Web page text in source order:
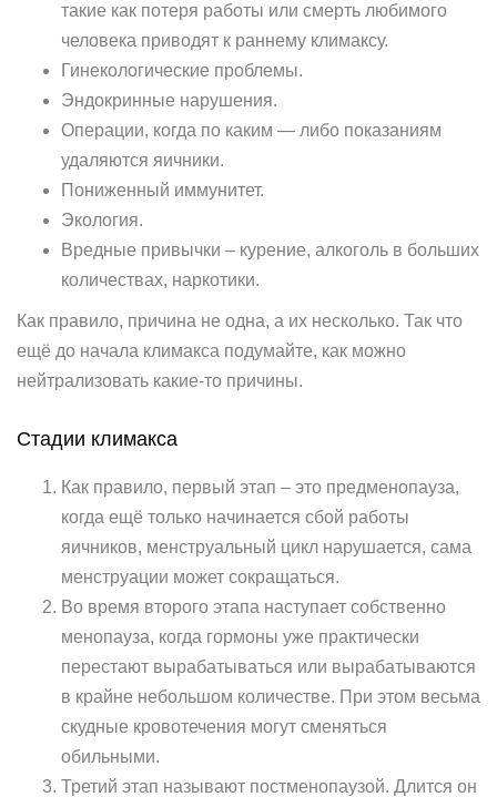
такие как потеря работы или смерть любимого
человека приводят к раннему климаксу.
Гинекологические проблемы.
Эндокринные нарушения.
Операции, когда по каким — либо показаниям
удаляются яичники.
Пониженный иммунитет.
Экология.
Вредные привычки – курение, алкоголь в больших
количествах, наркотики.
Как правило, причина не одна, а их несколько. Так что
ещё до начала климакса подумайте, как можно
нейтрализовать какие-то причины.
Стадии климакса
Как правило, первый этап – это предменопауза,
когда ещё только начинается сбой работы
яичников, менструальный цикл нарушается, сама
менструации может сокращаться.
Во время второго этапа наступает собственно
менопауза, когда гормоны уже практически
перестают вырабатываться или вырабатываются
в крайне небольшом количестве. При этом весьма
скудные кровотечения могут сменяться
обильными.
Третий этап называют постменопаузой. Длится он